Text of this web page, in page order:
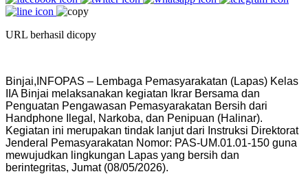
URL berhasil dicopy
Binjai,INFOPAS – Lembaga Pemasyarakatan (Lapas) Kelas
IIA Binjai melaksanakan kegiatan Ikrar Bersama dan
Penguatan Pengawasan Pemasyarakatan Bersih dari
Handphone Ilegal, Narkoba, dan Penipuan (Halinar).
Kegiatan ini merupakan tindak lanjut dari Instruksi Direktorat
Jenderal Pemasyarakatan Nomor: PAS-UM.01.01-150 guna
mewujudkan lingkungan Lapas yang bersih dan
berintegritas, Jumat (08/05/2026).